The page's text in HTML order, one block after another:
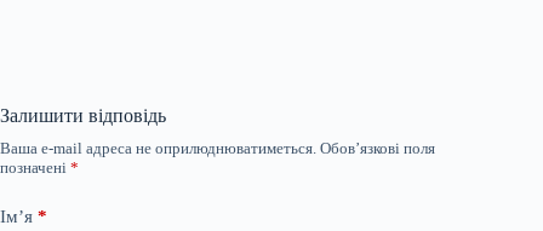
Залишити відповідь
Ваша e-mail адреса не оприлюднюватиметься. Обов’язкові поля
позначені *
Ім’я *